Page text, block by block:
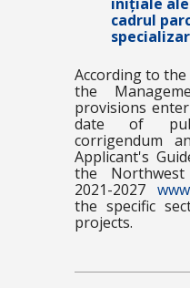
cadrul
According to
the
provisions
date of
corrigendum
Applicant's
the Northwest
2021-2027
the specific
projects.